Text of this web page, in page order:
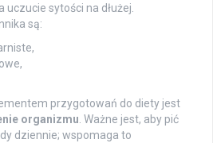
sytości na dłużej.
są:
przygotowań do diety jest
organizmu . Ważne jest, aby pić
dziennie; wspomaga to